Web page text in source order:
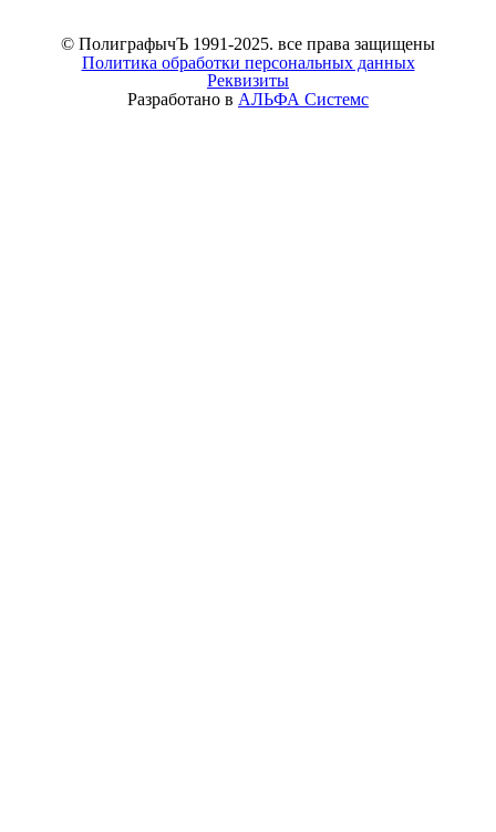
© ПолиграфычЪ 1991-2025. все права защищены
Политика обработки персональных данных
Реквизиты
Разработано в АЛЬФА Системс